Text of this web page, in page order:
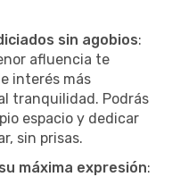
sin agobios:
afluencia te
interés más
tranquilidad. Podrás
espacio y dedicar
sin prisas.
máxima expresión: